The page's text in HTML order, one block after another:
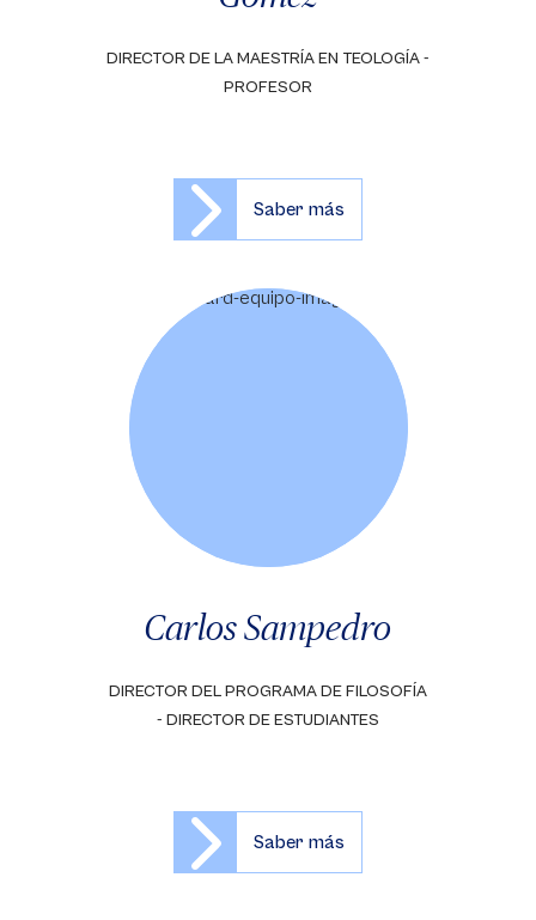
DIRECTOR DE LA MAESTRÍA EN TEOLOGÍA -
PROFESOR
Saber más
Carlos Sampedro
DIRECTOR DEL PROGRAMA DE FILOSOFÍA
- DIRECTOR DE ESTUDIANTES
Saber más